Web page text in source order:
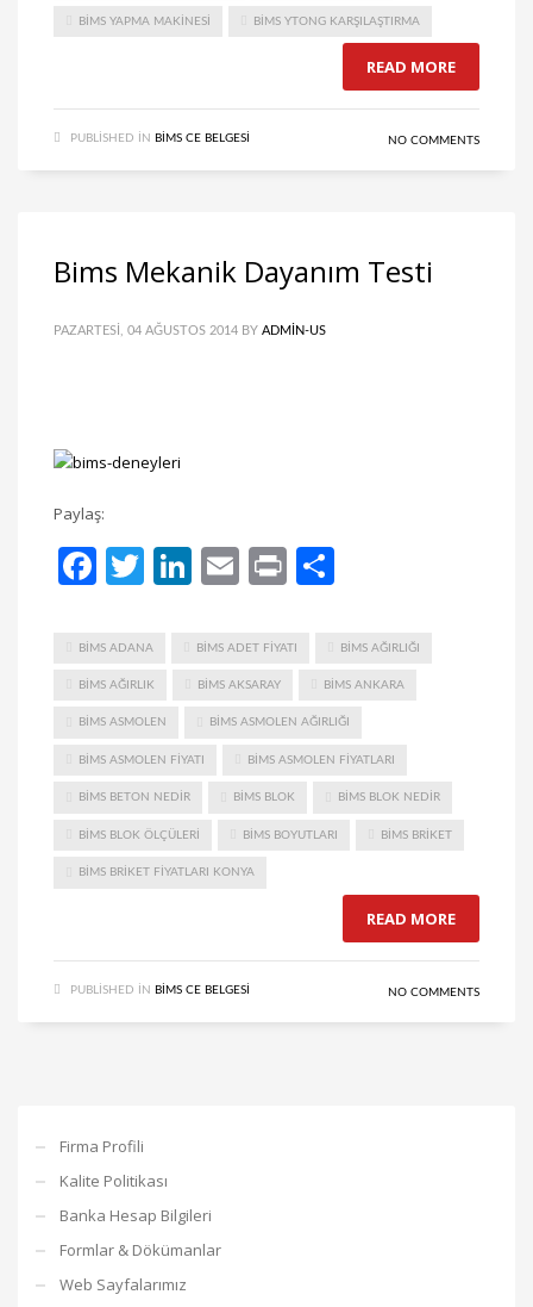
BIMS YAPMA MAKINESI BIMS YTONG KARŞILAŞTIRMA
READ MORE
PUBLISHED IN BIMS CE BELGESI NO COMMENTS
Bims Mekanik Dayanım Testi
PAZARTESI, 04 AĞUSTOS 2014 BY ADMIN-US
Paylaş:
Facebook
Twitter
LinkedIn
Email
Print
BIMS ADANA BIMS ADET FIYATI BIMS AĞIRLIĞI
BIMS AĞIRLIK BIMS AKSARAY BIMS ANKARA
BIMS ASMOLEN BIMS ASMOLEN AĞIRLIĞI
BIMS ASMOLEN FIYATI BIMS ASMOLEN FIYATLARI
BIMS BETON NEDIR BIMS BLOK BIMS BLOK NEDIR
BIMS BLOK ÖLÇÜLERI BIMS BOYUTLARI BIMS BRIKET
BIMS BRIKET FIYATLARI KONYA
READ MORE
PUBLISHED IN BIMS CE BELGESI NO COMMENTS
Firma Profili
Kalite Politikası
Banka Hesap Bilgileri
Formlar & Dökümanlar
Web Sayfalarımız